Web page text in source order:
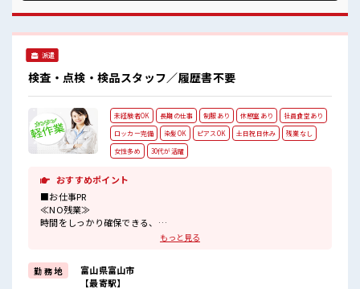
休憩室で自分タイム！ のんびりスマホチェック♪ 高収入もバ
ッチリ目指せますよ！
派遣
検査・点検・検品スタッフ／履歴書不要
未経験者OK 長期の仕事 制服あり 休憩室あり
社員食堂あり
ロッカー完備
染髪OK ピアスOK 土日祝日休み
残業なし
女性多め
30代が活躍
おすすめポイント
■お仕事PR
≪NO残業≫
時間をしっかり確保できる、
≪女性も働きやすい職場≫
もちろん男性の応募も歓迎ですよ！
もっと見る
勤 務 地
富山県富山市
【最寄駅】